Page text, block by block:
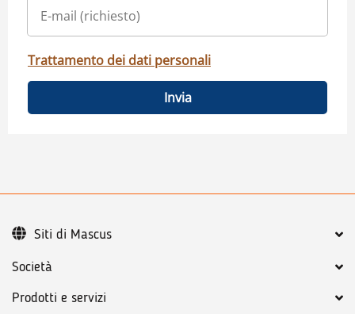
Trattamento dei dati personali
Invia
Società
Prodotti e servizi
Siti di Mascus